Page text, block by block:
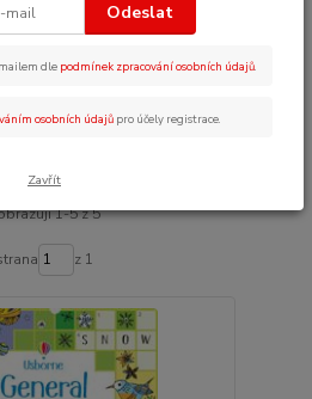
1-5 z 5
z 1
Odeslat
dle podmínek zpracování osobních údajů.
osobních údajů pro účely registrace.
Zavřít